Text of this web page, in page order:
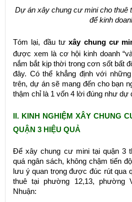
Dự án xây chung cư mini cho thuê
để kinh
Tóm lại, đầu tư xây chung cư
được xem là cơ hội kinh doanh
nắm bắt kịp thời trong cơn sốt bất
đây. Có thể khẳng định với
trên, dự án sẽ mang đến cho bạn
thậm chỉ là 1 vốn 4 lời đúng như dự
II. KINH NGHIỆM XÂY CHUNG
QUẬN 3 HIỆU QUẢ
Để xây chung cư mini tại quận 3
quá ngân sách, không chậm tiến
lưu ý quan trọng được đúc rút qua
thuê tại phường 12,13, phường
Nhuận: